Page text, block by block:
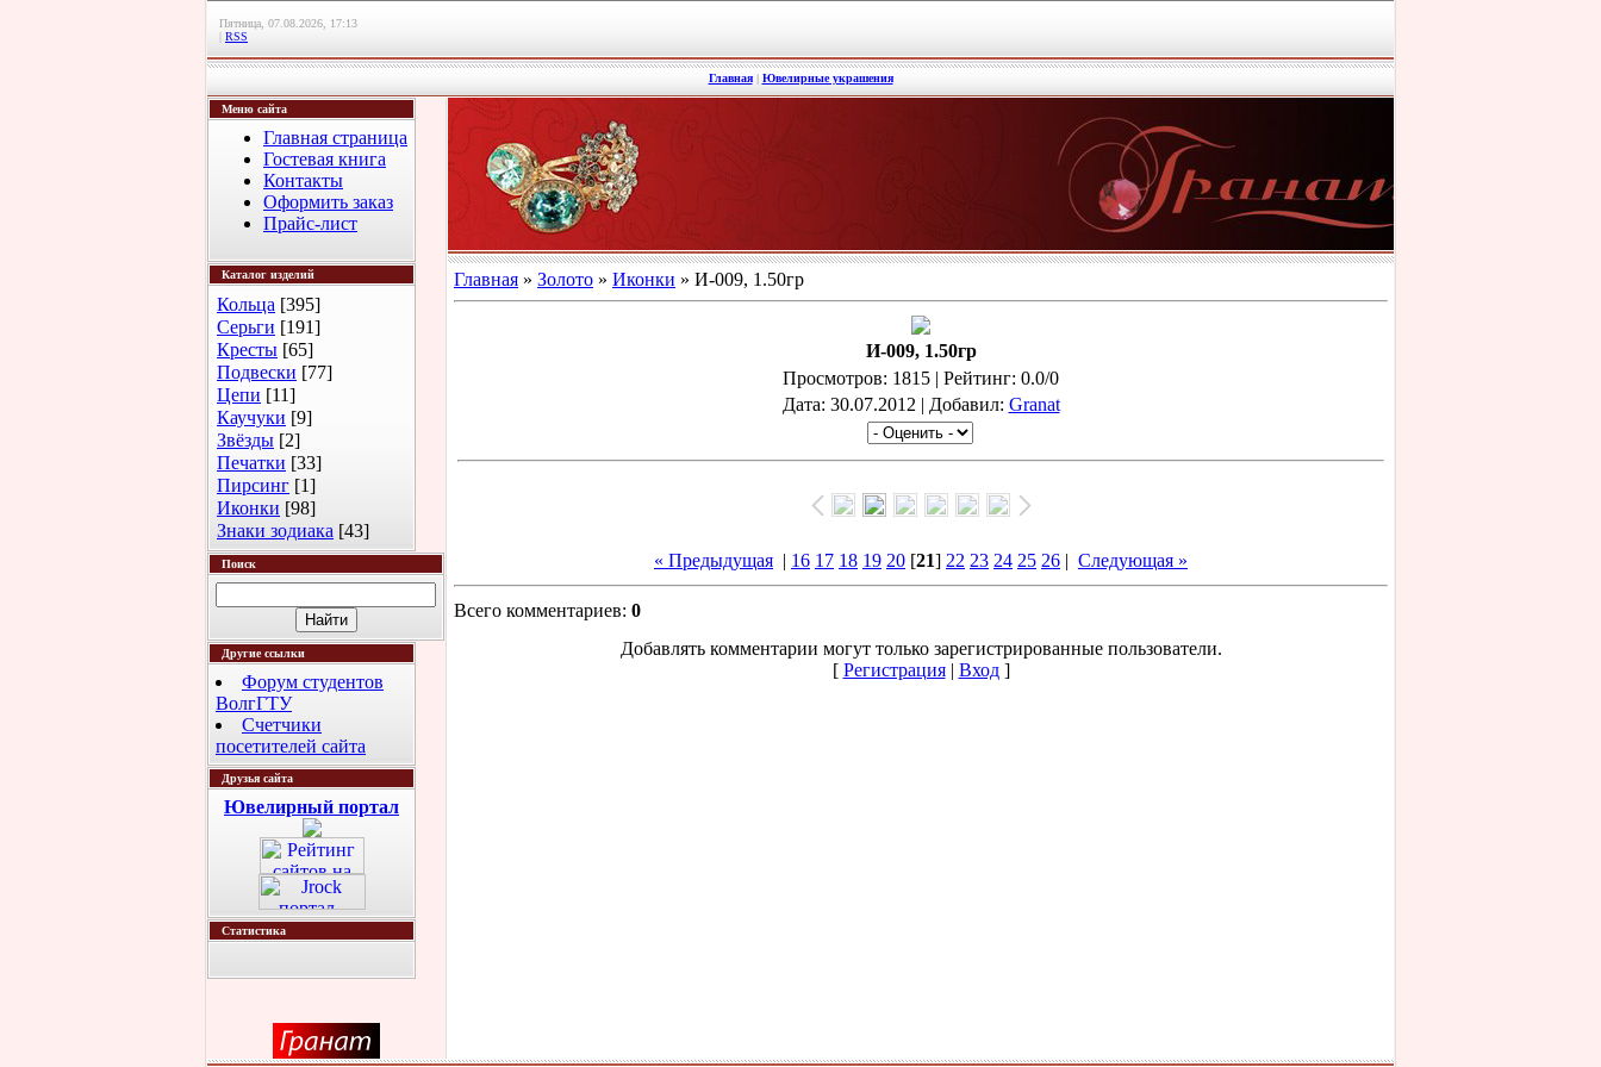
Пятница, 07.08.2026, 17:13
| RSS
Главная| Ювелирные украшения
Меню сайта
Главная страница
Гостевая книга
Контакты
Оформить заказ
Прайс-лист
Каталог изделий
Кольца [395]
Серьги [191]
Кресты [65]
Подвески [77]
Цепи [11]
Каучуки [9]
Звёзды [2]
Печатки [33]
Пирсинг [1]
Иконки [98]
Знаки зодиака [43]
Поиск
Другие ссылки
Форум студентов
ВолгГТУ
Счетчики
посетителей сайта
Друзья сайта
Ювелирный портал
Статистика
Главная » Золото » Иконки » И-009, 1.50гр
И-009, 1.50гр
Просмотров: 1815 | Рейтинг: 0.0/0
Дата: 30.07.2012 | Добавил: Granat
« Предыдущая | 16 17 18 19 20 [21] 22 23 24 25 26 | Следующая »
Всего комментариев: 0
Добавлять комментарии могут только зарегистрированные пользователи.
[ Регистрация| Вход]